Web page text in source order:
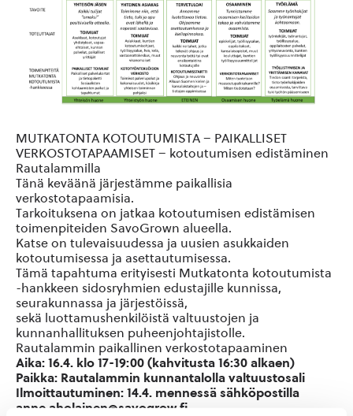
MUTKATONTA KOTOUTUMISTA – PAIKALLISET
VERKOSTOTAPAAMISET – kotoutumisen edistäminen
Rautalammilla
Tänä keväänä järjestämme paikallisia
verkostotapaamisia.
Tarkoituksena on jatkaa kotoutumisen edistämisen
toimenpiteiden SavoGrown alueella.
Katse on tulevaisuudessa ja uusien asukkaiden
kotoutumisessa ja asettautumisessa.
Tämä tapahtuma erityisesti Mutkatonta kotoutumista
-hankkeen sidosryhmien edustajille kunnissa,
seurakunnassa ja järjestöissä,
sekä luottamushenkilöistä valtuustojen ja
kunnanhallituksen puheenjohtajistolle.
Rautalammin paikallinen verkostotapaaminen
Aika: 16.4. klo 17-19:00 (kahvitusta 16:30 alkaen)
Paikka: Rautalammin kunnantalolla valtuustosali
Ilmoittautuminen: 14.4. mennessä sähköpostilla
anne.aholainen@savogrow.fi